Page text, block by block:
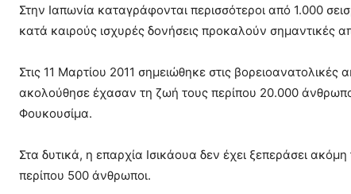
Στην Ιαπωνία καταγράφονται περισσότεροι από 1.000
κατά καιρούς ισχυρές δονήσεις προκαλούν σημαντικές
Στις 11 Μαρτίου 2011 σημειώθηκε στις
ακολούθησε έχασαν τη ζωή τους περίπου 20.000
Φουκουσίμα.
Στα δυτικά, η επαρχία Ισικάουα δεν έχει ξεπεράσει
περίπου 500 άνθρωποι.